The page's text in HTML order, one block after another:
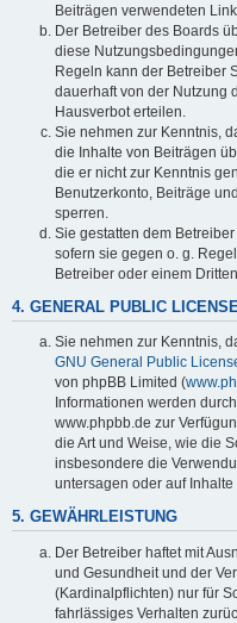
Beiträgen verwendeten
Der Betreiber des Boards
diese
Regeln kann der Betreiber
dauerhaft von der Nutzung
Hausverbot erteilen.
Sie nehmen zur Kenntnis,
die Inhalte von Beiträgen
die er nicht zur Kenntnis
Benutzerkonto, Beiträge
sperren.
Sie gestatten dem
sofern sie gegen o. g.
Betreiber oder einem
4. GENERAL PUBLIC LICENSE
Sie nehmen zur Kenntnis,
GNU General Public
von phpBB Limited (
Informationen werden
www.phpbb.de zur
die Art und Weise, wie die
insbesondere die
untersagen oder auf
5. GEWÄHRLEISTUNG
Der Betreiber haftet mit
und Gesundheit und der
(Kardinalpflichten) nur für
fahrlässiges Verhalten